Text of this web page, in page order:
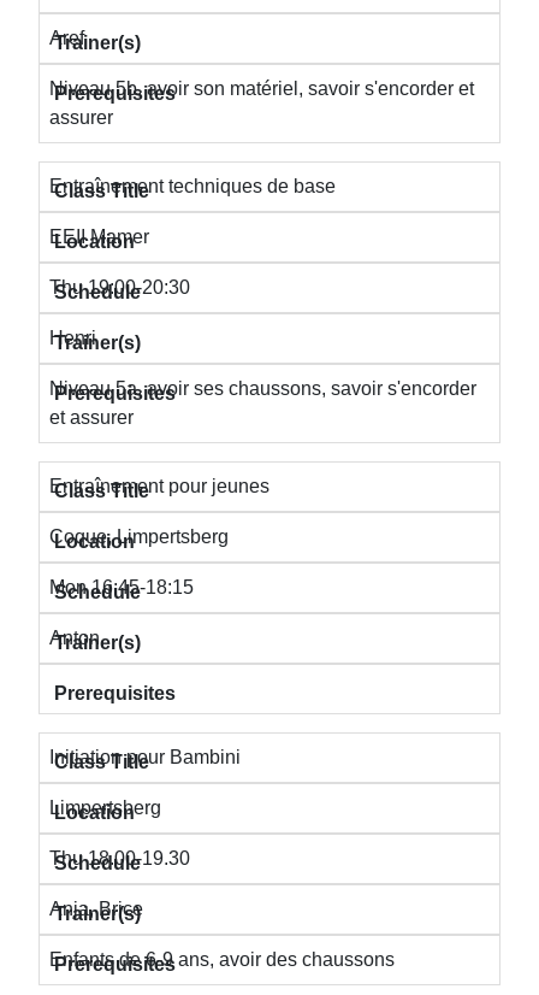
Aref
Niveau 5b, avoir son matériel, savoir s'encorder et
assurer
Entraînement techniques de base
EEII Mamer
Thu 19:00-20:30
Henri
Niveau 5a, avoir ses chaussons, savoir s'encorder
et assurer
Entraînement pour jeunes
Coque, Limpertsberg
Mon 16:45-18:15
Anton
Initiation pour Bambini
Limpertsberg
Thu 18.00-19.30
Anja, Brice
Enfants de 6-9 ans, avoir des chaussons